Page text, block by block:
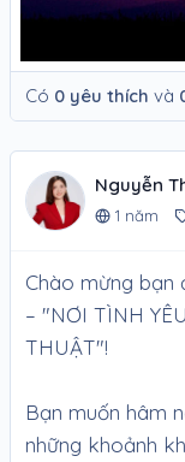
Có 0 yêu thích và
Nguyễn
1 năm
Chào mừng bạn
– "NƠI TÌNH
THUẬT"!
Bạn muốn hâm
những khoảnh